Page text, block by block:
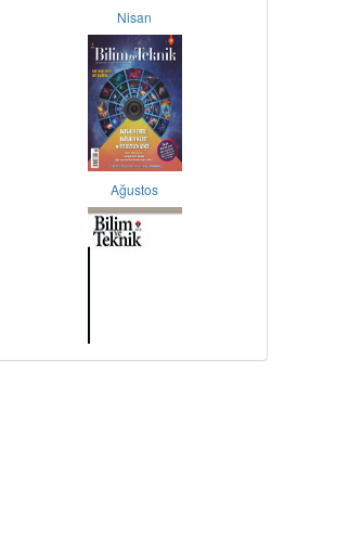
Nisan
Ağustos